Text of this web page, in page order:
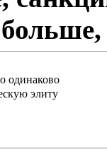
одинаково
элиту